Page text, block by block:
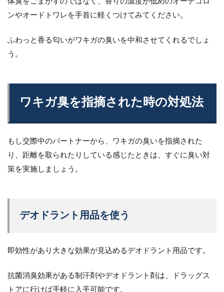
ンやオードトワレを手首に軽くつけてみてください。
ふわっと香る匂いがワキガの臭いを中和させてくれるでしょ
う。
ワキガ臭を指摘された時の対処法
もし交際中のパートナーから、ワキガの臭いを指摘された
り、距離を取られたりしている感じたときは、すぐに臭い対
策を実施しましょう。
デオドラント用品を使う
即効性があり大きな効果が見込めるデオドラント用品です。
抗菌消臭効果がある制汗剤やデオドラント剤は、ドラッグス
トアに行けば手軽に入手可能です。